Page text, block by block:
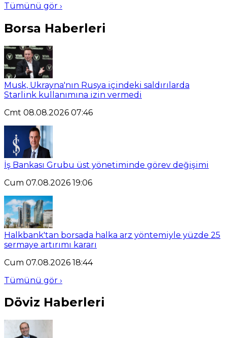
Tümünü gör ›
Borsa Haberleri
Musk, Ukrayna'nın Rusya içindeki saldırılarda
Starlink kullanımına izin vermedi
Cmt 08.08.2026 07:46
İş Bankası Grubu üst yönetiminde görev değişimi
Cum 07.08.2026 19:06
Halkbank'tan borsada halka arz yöntemiyle yüzde 25
sermaye artırımı kararı
Cum 07.08.2026 18:44
Tümünü gör ›
Döviz Haberleri